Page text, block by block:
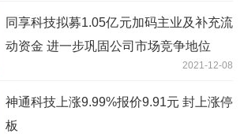
同享科技拟募1.05亿元加码主业及补充流
动资金 进一步巩固公司市场竞争地位
2021-12-08
神通科技上涨9.99%报价9.91元 封上涨停
板